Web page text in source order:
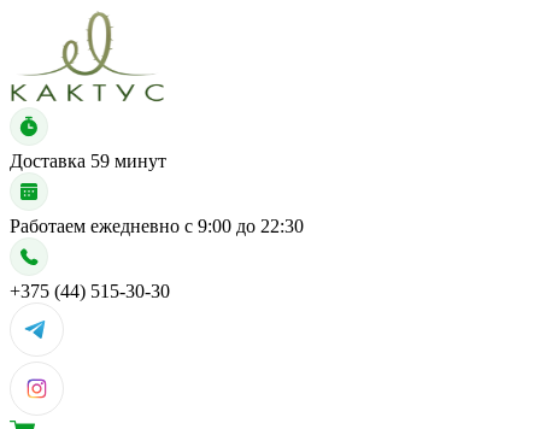
Доставка 59 минут
Работаем ежедневно с 9:00 до 22:30
+375 (44) 515-30-30